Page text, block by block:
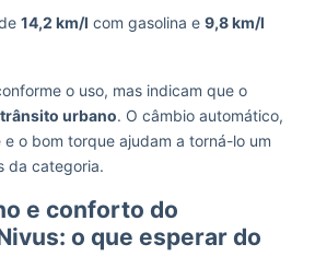
14,2 km/l com gasolina e 9,8 km/l
o uso, mas indicam que o
urbano. O câmbio automático,
o bom torque ajudam a torná-lo um
da categoria.
e conforto do
o que esperar do